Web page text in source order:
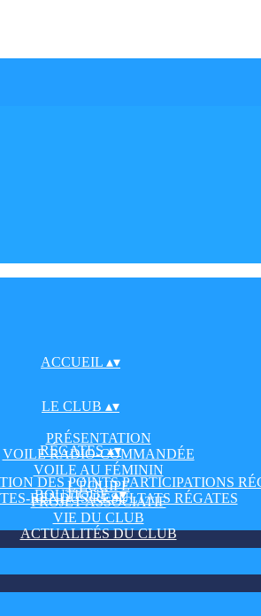
ACCUEIL ▴▾
LE CLUB ▴▾
PRÉSENTATION
VOILE RADIO-COMMANDÉE
VOILE AU FÉMININ
L'ÉQUIPE
PROJET ASSOCIATIF
VIE DU CLUB
ACTUALITÉS DU CLUB
RÉGATES▴▾
DES POINTS PARTICIPATIONS
RENDUS/RÉSULTATS RÉGATES
BOUTIQUE▴▾